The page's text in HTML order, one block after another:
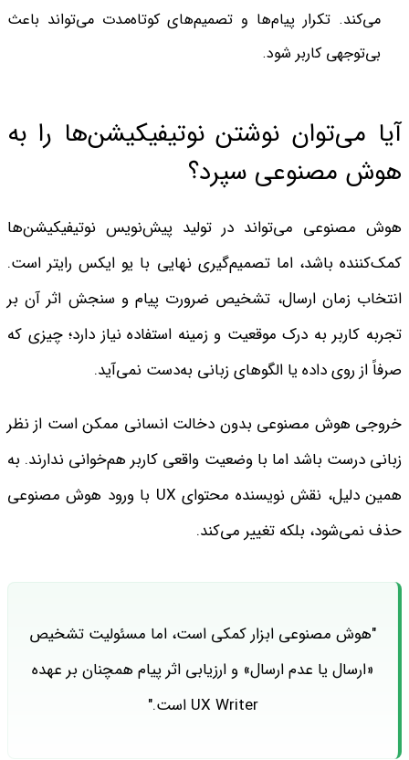
می‌کند. تکرار پیام‌ها و تصمیم‌های کوتاه‌مدت می‌تواند باعث
بی‌توجهی کاربر شود.
آیا می‌توان نوشتن نوتیفیکیشن‌ها را به
هوش مصنوعی سپرد؟
هوش مصنوعی می‌تواند در تولید پیش‌نویس نوتیفیکیشن‌ها
کمک‌کننده باشد، اما تصمیم‌گیری نهایی با یو ایکس رایتر است.
انتخاب زمان ارسال، تشخیص ضرورت پیام و سنجش اثر آن بر
تجربه کاربر به درک موقعیت و زمینه استفاده نیاز دارد؛ چیزی که
صرفاً از روی داده یا الگوهای زبانی به‌دست نمی‌آید.
خروجی هوش مصنوعی بدون دخالت انسانی ممکن است از نظر
زبانی درست‌ باشد اما با وضعیت واقعی کاربر هم‌خوانی ندارند. به
همین دلیل، نقش نویسنده محتوای UX با ورود هوش مصنوعی
حذف نمی‌شود، بلکه تغییر می‌کند.
"هوش مصنوعی ابزار کمکی است، اما مسئولیت تشخیص
«ارسال یا عدم ارسال» و ارزیابی اثر پیام همچنان بر عهده
UX Writer است."